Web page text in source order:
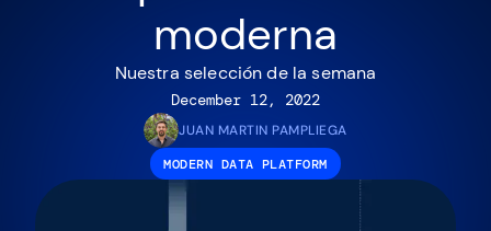
moderna
Nuestra selección de la semana
December 12, 2022
JUAN MARTIN PAMPLIEGA
MODERN DATA PLATFORM